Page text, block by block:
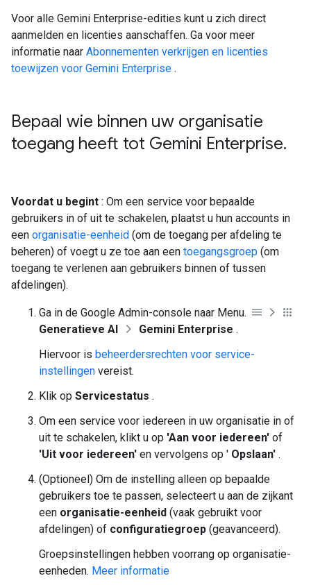
Voor alle Gemini Enterprise-edities kunt u zich direct
aanmelden en licenties aanschaffen. Ga voor meer
informatie naar Abonnementen verkrijgen en licenties
toewijzen voor Gemini Enterprise .
Bepaal wie binnen uw organisatie
toegang heeft tot Gemini Enterprise.
Voordat u begint : Om een ​​service voor bepaalde
gebruikers in of uit te schakelen, plaatst u hun accounts in
een organisatie-eenheid (om de toegang per afdeling te
beheren) of voegt u ze toe aan een toegangsgroep (om
toegang te verlenen aan gebruikers binnen of tussen
afdelingen).
Ga in de Google Admin-console naar Menu.
Generatieve AI
Gemini Enterprise .
Hiervoor is beheerdersrechten voor service-
instellingen vereist.
Klik op Servicestatus .
Om een ​​service voor iedereen in uw organisatie in of
uit te schakelen, klikt u op 'Aan voor iedereen' of
'Uit voor iedereen' en vervolgens op ' Opslaan' .
(Optioneel) Om de instelling alleen op bepaalde
gebruikers toe te passen, selecteert u aan de zijkant
een organisatie-eenheid (vaak gebruikt voor
afdelingen) of configuratiegroep (geavanceerd).
Groepsinstellingen hebben voorrang op organisatie-
eenheden. Meer informatie